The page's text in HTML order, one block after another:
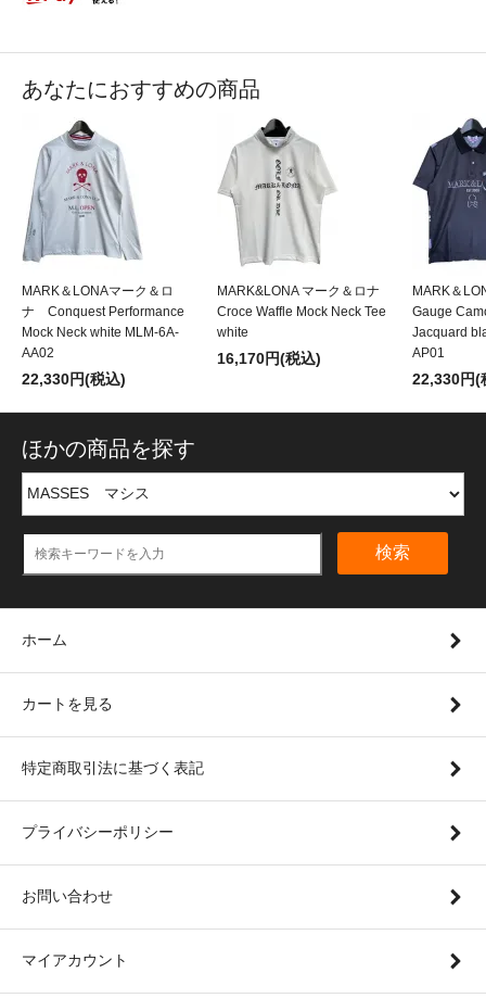
あなたにおすすめの商品
MARK＆LONAマーク＆ロ
ナ Conquest Performance
Mock Neck white MLM-6A-
AA02
22,330円(税込)
MARK&LONA マーク＆ロナ
Croce Waffle Mock Neck Tee
white
16,170円(税込)
MARK＆
Gauge
Jacquard
AP01
22,330円(
ほかの商品を探す
検索
ホーム
カートを見る
特定商取引法に基づく表記
プライバシーポリシー
お問い合わせ
マイアカウント